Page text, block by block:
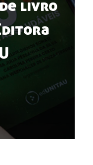
livro